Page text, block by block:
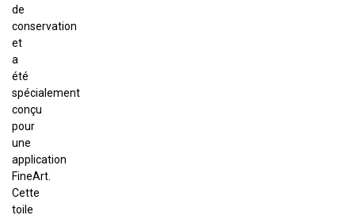
de
conservation
et
a
été
spécialement
conçu
pour
une
application
FineArt.
Cette
toile